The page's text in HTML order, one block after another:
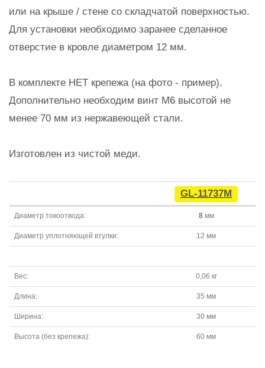
или на крыше / стене со складчатой поверхностью.
Для установки необходимо заранее сделанное
отверстие в кровле диаметром 12 мм.
В комплекте НЕТ крепежа (на фото - пример).
Дополнительно необходим винт М6 высотой не
менее 70 мм из нержавеющей стали.
Изготовлен из чистой меди.
GL-11737M
Диаметр токоотвода: 8мм
Диаметр уплотняющей втулки: 12 мм
Вес: 0,06 кг
Длина: 35 мм
Ширина: 30 мм
Высота (без крепежа): 60 мм